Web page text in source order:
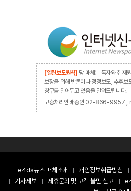
[열린보도원칙] 당 매체는 독자와 취재
보장을 위해 반론이나 정정보도, 추후보
창구를 열어두고 있음을 알려드립니다.
고충처리인 배종인 02-866-9957
e4ds뉴스 매체소개 개인정보취급방침
기사제보
제휴문의 및 고객 불만 신고